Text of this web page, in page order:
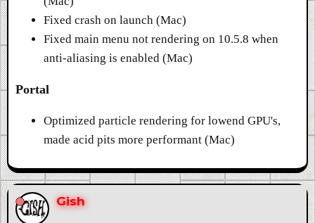
Fixed crash on launch (Mac)
Fixed main menu not rendering on 10.5.8 when
anti-aliasing is enabled (Mac)
Portal
Optimized particle rendering for lowend GPU's,
made acid pits more performant (Mac)
Gish